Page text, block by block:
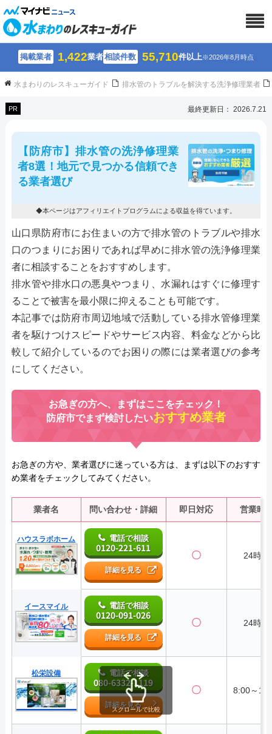
掲載業者 1,422業者相談件数 55,710件以上※2026年8月時点
水まわりのレスキューガイド 排水管のトラブルを解決する洗浄修理業者
PR 最終更新日： 2026.7.21
【防府市】排水管の洗浄修理業
者8選！地元で見つかる信頼でき
る業者選び
◆本ページはアフィリエイトプログラムによる収益を得ています。
山口県防府市にお住まいの方で排水管のトラブルや排水
口のつまりにお困りであれば早めに排水管の洗浄修理業
者に相談することをおすすめします。
排水管や排水口の悪臭やつまり、水漏れはすぐに修理す
ることで被害を最小限に抑えることも可能です。
本記事では防府市周辺地域で活動している排水管修理業
者を駆けつけスピードやサービス内容、料金などから比
較して紹介しているのでお困りの際には業者選びの参考
にしてください。
お急ぎの方へ、まずはここをチェック！
防府市でまず検討したいおすすめ業者
お急ぎの方や、業者選びに迷っている方は、まずは以下のおすす
め業者をチェックしてみてください。
業者名 問い合わせ・詳細 即日対応 営業時
ハウスラボホーム 電話で相談
0120-221-611
詳細を見る
〇 24時間
イースマイル 電話で相談
0120-091-026
詳細を見る
〇 24時間
松栄設備 電話で相談
080-6332-1119
詳細を見る
〇 8:00～
スクロールで比較